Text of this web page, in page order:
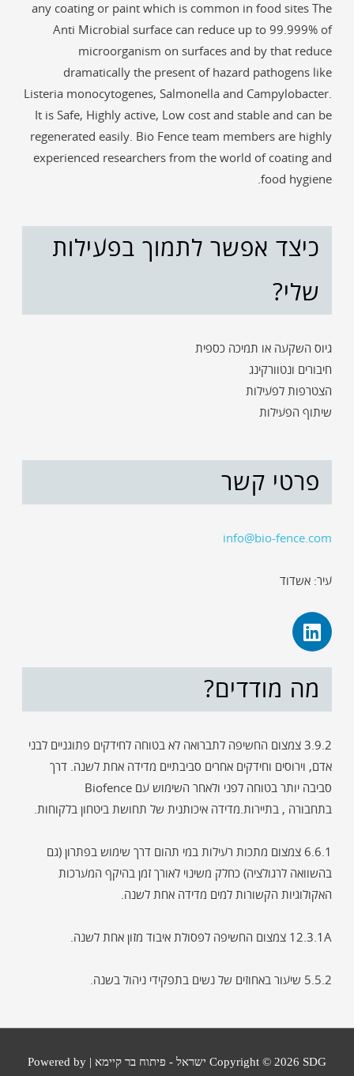
any coating or paint which is common in food sites The
Anti Microbial surface can reduce up to 99.999% of
microorganism on surfaces and by that reduce
dramatically the present of hazard pathogens like
Listeria monocytogenes, Salmonella and Campylobacter.
It is Safe, Highly active, Low cost and stable and can be
regenerated easily. Bio Fence team members are highly
experienced researchers from the world of coating and
food hygiene.
כיצד אפשר לתמוך בפעילות
שלי?
גיוס השקעה או תמיכה כספית
חיבורים ונטוורקינג
הצטרפות לפעילות
שיתוף הפעילות
פרטי קשר
info@bio-fence.com
עיר: אשדוד
מה מודדים?
3.9.2 צמצום החשיפה לתברואה לא בטוחה לחידקים פתוגניים לבני
אדם, וירוסים וחידקים אחרים סביבתיים מדידה אחת לשנה. דרך
סביבה יותר בטוחה לפני ולאחר השימוש עם Biofence
בתחבורה , בתיירות.מדידה איכותנית של תחושת ביטחון בלקוחות.
6.6.1 צמצום מתכות רעילות במי תהום דרך שימוש בפתרון (גם
בהשוואה לרגולציה) כחלק משינוי לאורך זמן בהיקף המערכות
האקולוגיות הקשורות למים מדידה אחת לשנה.
12.3.1A צמצום החשיפה לפסולת איבוד מזון אחת לשנה.
5.5.2 שיעור באחוזים של נשים בתפקידי ניהול בשנה.
Copyright © 2026 SDG ישראל - פיתוח בר קיימא